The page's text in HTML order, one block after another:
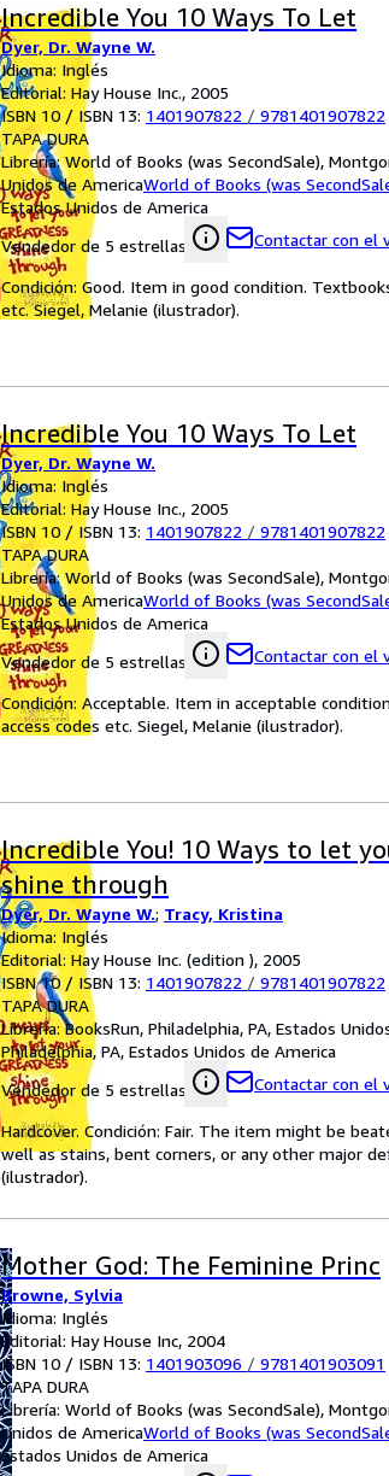
Incredible You 10 Ways To Let
Dyer, Dr. Wayne W.
Idioma: Inglés
Editorial: Hay House Inc., 2005
ISBN 10 / ISBN 13: 1401907822 / 9781401907822
TAPA DURA
Librería:World of Books (was SecondSale),
Unidos de AmericaWorld of Books (was
Estados Unidos de America
Vendedor de 5 estrellas
Contactar con el
Condición: Good. Item in good condition.
etc. Siegel, Melanie (ilustrador).
Incredible You 10 Ways To Let
Dyer, Dr. Wayne W.
Idioma: Inglés
Editorial: Hay House Inc., 2005
ISBN 10 / ISBN 13: 1401907822 / 9781401907822
TAPA DURA
Librería:World of Books (was SecondSale),
Unidos de AmericaWorld of Books (was
Estados Unidos de America
Vendedor de 5 estrellas
Contactar con el
Condición: Acceptable. Item in acceptable
access codes etc. Siegel, Melanie (ilustrador).
Incredible You! 10 Ways to let
shine through
Dyer, Dr. Wayne W.; Tracy, Kristina
Idioma: Inglés
Editorial: Hay House Inc. (edition ), 2005
ISBN 10 / ISBN 13: 1401907822 / 9781401907822
TAPA DURA
Librería:BooksRun, Philadelphia, PA, Estados
Philadelphia, PA, Estados Unidos de America
Vendedor de 5 estrellas
Contactar con el
Hardcover. Condición: Fair. The item might be
well as stains, bent corners, or any other major
(ilustrador).
Mother God: The Feminine Princ
Browne, Sylvia
Idioma: Inglés
Editorial: Hay House Inc, 2004
ISBN 10 / ISBN 13: 1401903096 / 9781401903091
TAPA DURA
Librería: World of Books (was SecondSale),
Unidos de AmericaWorld of Books (was
Estados Unidos de America